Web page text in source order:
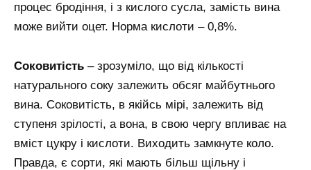
процес бродіння, і з кислого сусла, замість вина
може вийти оцет. Норма кислоти – 0,8%.
Соковитість – зрозуміло, що від кількості
натурального соку залежить обсяг майбутнього
вина. Соковитість, в якійсь мірі, залежить від
ступеня зрілості, а вона, в свою чергу впливає на
вміст цукру і кислоти. Виходить замкнуте коло.
Правда, є сорти, які мають більш щільну і